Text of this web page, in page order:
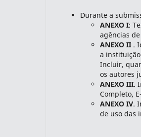
Durante a
ANEXO I:
agências
ANEXO II .
a
Incluir,
os autores
ANEXO III.
Completo,
ANEXO IV.
de uso das